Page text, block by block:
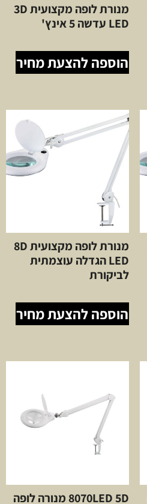
מנורת לופה מקצועית 3D
LED עדשה 5 אינץ'
הוספה להצעת מחיר
מנורת לופה מקצועית 8D
LED הגדלה עוצמתית
לביקורת
הוספה להצעת מחיר
8070LED 5D מנורה לופה